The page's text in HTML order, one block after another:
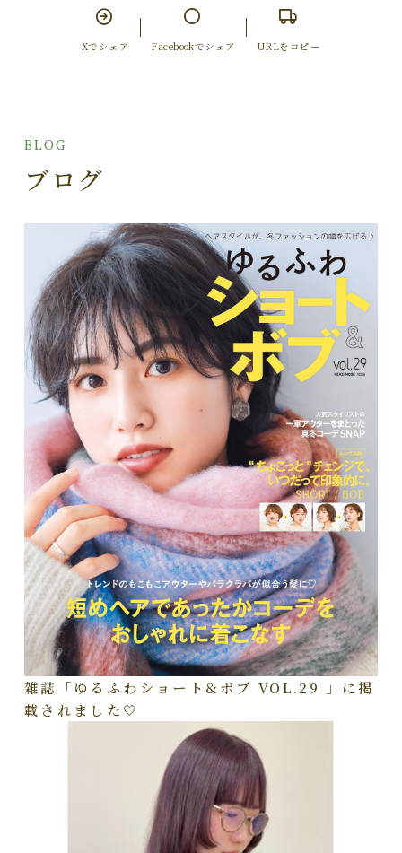
Xでシェア Facebookでシェア URLをコピー
BLOG
ブログ
雑誌「ゆるふわショート&ボブ VOL.29 」に掲
載されました🤍